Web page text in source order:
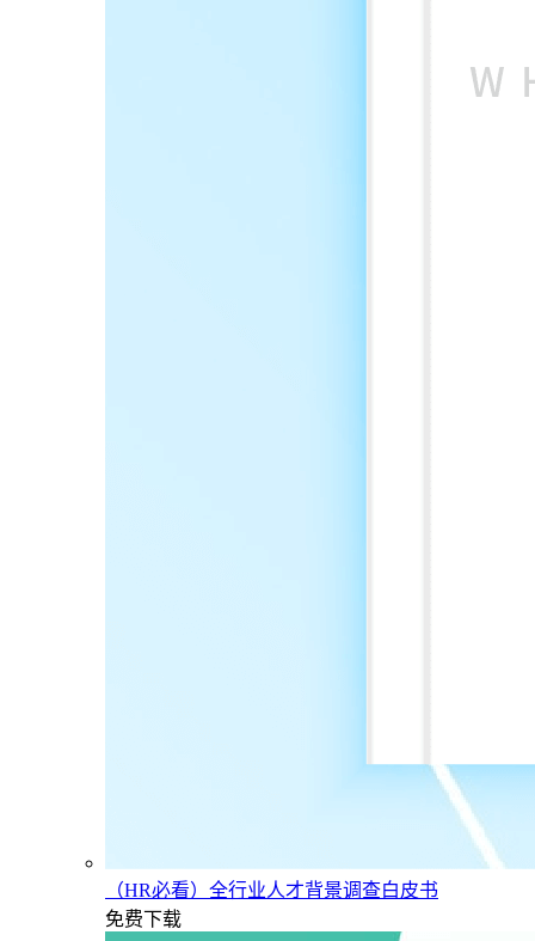
（HR必看）全行业人才背景调查白皮书
免费下载